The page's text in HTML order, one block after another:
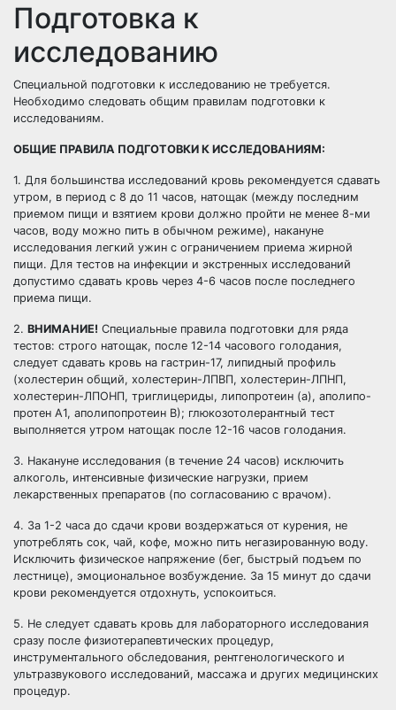
Подготовка к
исследованию
Специальной подготовки к исследованию не требуется.
Необходимо следовать общим правилам подготовки к
исследованиям.
ОБЩИЕ ПРАВИЛА ПОДГОТОВКИ К ИССЛЕДОВАНИЯМ:
1. Для большинства исследований кровь рекомендуется сдавать
утром, в период с 8 до 11 часов, натощак (между последним
приемом пищи и взятием крови должно пройти не менее 8-ми
часов, воду можно пить в обычном режиме), накануне
исследования легкий ужин с ограничением приема жирной
пищи. Для тестов на инфекции и экстренных исследований
допустимо сдавать кровь через 4-6 часов после последнего
приема пищи.
2. ВНИМАНИЕ! Специальные правила подготовки для ряда
тестов: строго натощак, после 12-14 часового голодания,
следует сдавать кровь на гастрин-17, липидный профиль
(холестерин общий, холестерин-ЛПВП, холестерин-ЛПНП,
холестерин-ЛПОНП, триглицериды, липопротеин (а), аполипо-
протен А1, аполипопротеин В); глюкозотолерантный тест
выполняется утром натощак после 12-16 часов голодания.
3. Накануне исследования (в течение 24 часов) исключить
алкоголь, интенсивные физические нагрузки, прием
лекарственных препаратов (по согласованию с врачом).
4. За 1-2 часа до сдачи крови воздержаться от курения, не
употреблять сок, чай, кофе, можно пить негазированную воду.
Исключить физическое напряжение (бег, быстрый подъем по
лестнице), эмоциональное возбуждение. За 15 минут до сдачи
крови рекомендуется отдохнуть, успокоиться.
5. Не следует сдавать кровь для лабораторного исследования
сразу после физиотерапевтических процедур,
инструментального обследования, рентгенологического и
ультразвукового исследований, массажа и других медицинских
процедур.